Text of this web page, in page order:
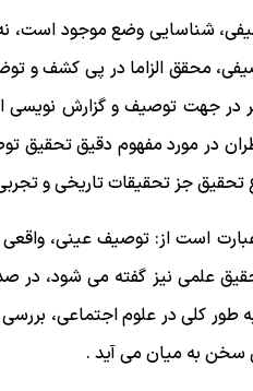
شناسایی وضع موجود است،
محقق الزاما در پی کشف و
در جهت توصیف و گزارش
در مورد مفهوم دقیق تحقیق
جز تحقیقات تاریخی و
عبارت است از: توصیف عینی،
علمی نیز گفته می شود، در
طور کلی در علوم اجتماعی،
سخن به میان می آید .